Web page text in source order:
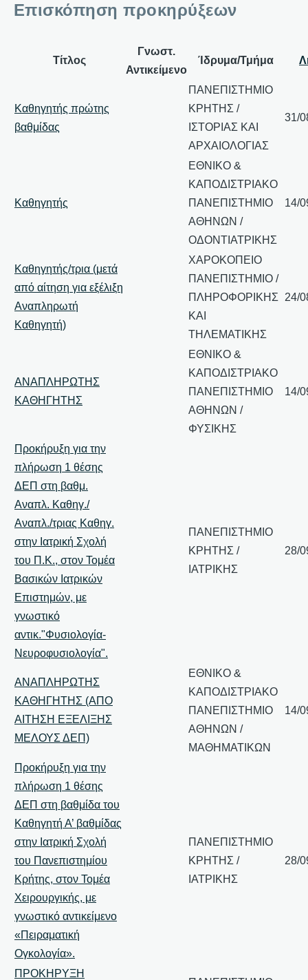
Επισκόπηση προκηρύξεων
Τίτλος
Γνωστ.
Αντικείμενο
Ίδρυμα/Τμήμα
Καθηγητής πρώτης
βαθμίδας
ΠΑΝΕΠΙΣΤΗΜΙΟ
ΚΡΗΤΗΣ /
ΙΣΤΟΡΙΑΣ ΚΑΙ
ΑΡΧΑΙΟΛΟΓΙΑΣ
31/
Καθηγητής
ΕΘΝΙΚΟ &
ΚΑΠΟΔΙΣΤΡΙΑΚΟ
ΠΑΝΕΠΙΣΤΗΜΙΟ
ΑΘΗΝΩΝ /
ΟΔΟΝΤΙΑΤΡΙΚΗΣ
14/
Καθηγητής/τρια (μετά
από αίτηση για εξέλιξη
Αναπληρωτή
Καθηγητή)
ΧΑΡΟΚΟΠΕΙΟ
ΠΑΝΕΠΙΣΤΗΜΙΟ /
ΠΛΗΡΟΦΟΡΙΚΗΣ
ΚΑΙ
ΤΗΛΕΜΑΤΙΚΗΣ
24/
ΑΝΑΠΛΗΡΩΤΗΣ
ΚΑΘΗΓΗΤΗΣ
ΕΘΝΙΚΟ &
ΚΑΠΟΔΙΣΤΡΙΑΚΟ
ΠΑΝΕΠΙΣΤΗΜΙΟ
ΑΘΗΝΩΝ /
ΦΥΣΙΚΗΣ
14/
Προκήρυξη για την
πλήρωση 1 θέσης
ΔΕΠ στη βαθμ.
Αναπλ. Καθηγ./
Αναπλ./τριας Καθηγ.
στην Ιατρική Σχολή
του Π.Κ., στον Τομέα
Βασικών Ιατρικών
Επιστημών, με
γνωστικό
αντικ."Φυσιολογία-
Νευροφυσιολογία".
ΠΑΝΕΠΙΣΤΗΜΙΟ
ΚΡΗΤΗΣ /
ΙΑΤΡΙΚΗΣ
28/
ΑΝΑΠΛΗΡΩΤΗΣ
ΚΑΘΗΓΗΤΗΣ (ΑΠΟ
ΑΙΤΗΣΗ ΕΞΕΛΙΞΗΣ
ΜΕΛΟΥΣ ΔΕΠ)
ΕΘΝΙΚΟ &
ΚΑΠΟΔΙΣΤΡΙΑΚΟ
ΠΑΝΕΠΙΣΤΗΜΙΟ
ΑΘΗΝΩΝ /
ΜΑΘΗΜΑΤΙΚΩΝ
14/
Προκήρυξη για την
πλήρωση 1 θέσης
ΔΕΠ στη βαθμίδα του
Καθηγητή Α’ βαθμίδας
στην Ιατρική Σχολή
του Πανεπιστημίου
Κρήτης, στον Τομέα
Χειρουργικής, με
γνωστικό αντικείμενο
«Πειραματική
Ογκολογία».
ΠΑΝΕΠΙΣΤΗΜΙΟ
ΚΡΗΤΗΣ /
ΙΑΤΡΙΚΗΣ
28/
ΠΡΟΚΗΡΥΞΗ